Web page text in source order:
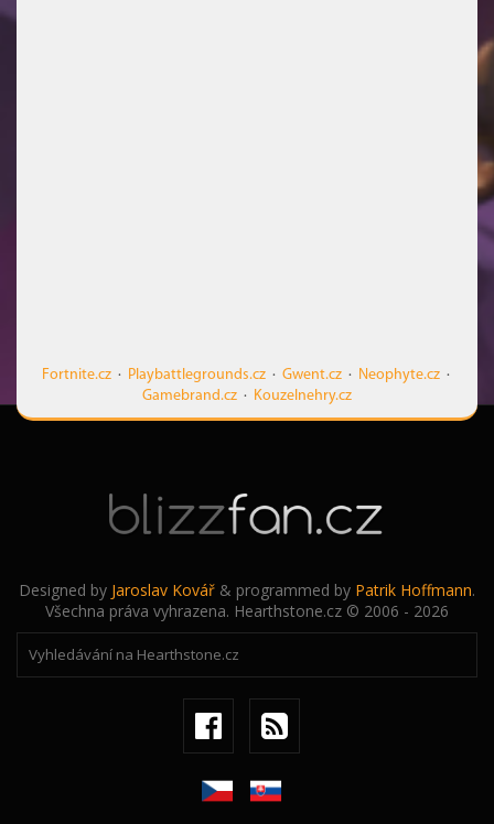
Fortnite.cz· Playbattlegrounds.cz· Gwent.cz· Neophyte.cz·
Gamebrand.cz · Kouzelnehry.cz
Designed by Jaroslav Kovář & programmed by Patrik Hoffmann.
Všechna práva vyhrazena. Hearthstone.cz © 2006 - 2026